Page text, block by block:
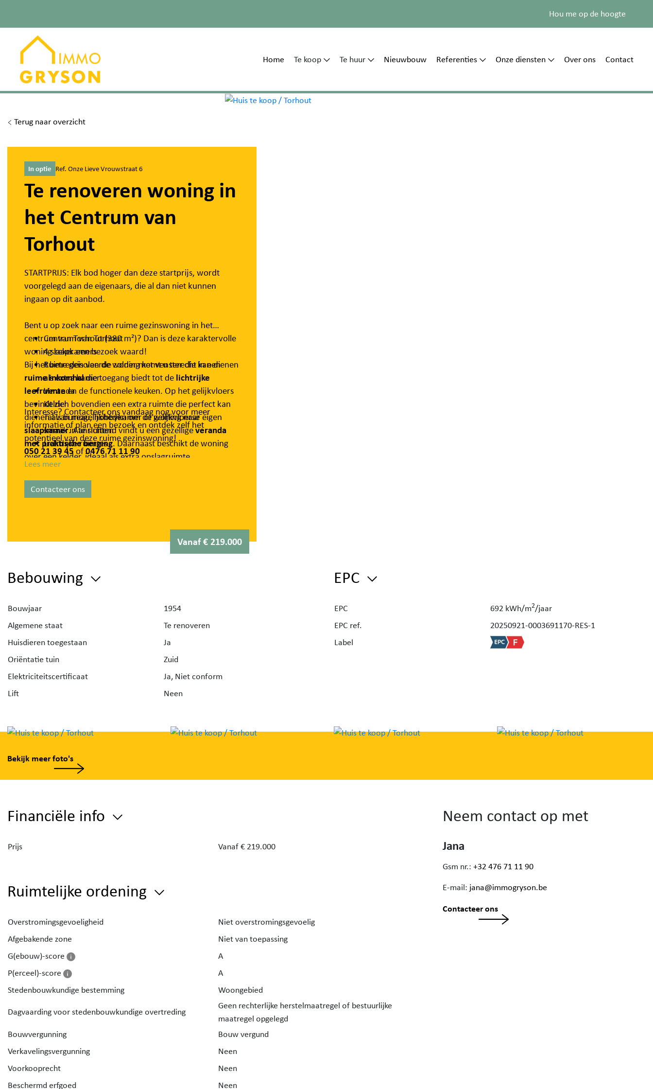
Hou me op de hoogte
Home Te koop Te huur Nieuwbouw Referenties Onze diensten Over ons Contact
Terug naar overzicht
In optie Ref. Onze Lieve Vrouwstraat 6
Te renoveren woning in
het Centrum van
Torhout
STARTPRIJS: Elk bod hoger dan deze startprijs, wordt
voorgelegd aan de eigenaars, die al dan niet kunnen
ingaan op dit aanbod.
Bent u op zoek naar een ruime gezinswoning in het
centrum van Torhout (380 m²)? Dan is deze karaktervolle
woning zeker een bezoek waard!
Bij het betreden van de woning komt u terecht in een
ruime inkomhaldie toegang biedt tot de lichtrijke
leefruimteen de functionele keuken. Op het gelijkvloers
bevindt zich bovendien een extra ruimte die perfect kan
dienen als bureau, hobbykamer of gelijkvloerse
slaapkamer. Aansluitend vindt u een gezelligeveranda
met praktische berging. Daarnaast beschikt de woning
over een kelder, ideaal als extra opslagruimte.
Op de eerste verdieping bevinden zich
slaapkamersen een badkamer uitgerust met een lavabo
en een stortbad.
extra slaapkamer
openbaar vervoer en andere voorzieningen zich op
wandelafstand. Deze woning biedt een uitstekende
uitbreidingsmogelijkheden, waardoor ze de ideale thuis
vormt voor gezinnen of wie op zoek is naar een woning
met toekomstpotentieel.
Troeven:
Centrum van Torhout
4 slaapkamers
Ruime geïsoleerde zolder met venster die kan dienen
als extra kamer
Veranda
Kelder
Tal van mogelijkheden om de woning naar eigen
smaak in te richten
Lichtrijke ruimtes
Interesse? Contacteer ons vandaag nog voor meer
informatie of plan een bezoek en ontdek zelf het
potentieel van deze ruime gezinswoning!
050 21 39 45 of0476 71 11 90
Lees meer
Contacteer ons
Vanaf € 219.000
Bebouwing
Bouwjaar
1954
Algemene staat
Te renoveren
Huisdieren toegestaan
Ja
Oriëntatie tuin
Zuid
Elektriciteitscertificaat
Ja, Niet conform
Lift
Neen
EPC
EPC 692 kWh/m2/jaar
EPC ref.
20250921-0003691170-RES-1
Label
Bekijk meer foto's
Financiële info
Prijs Vanaf € 219.000
Ruimtelijke ordening
Overstromingsgevoeligheid
Niet overstromingsgevoelig
Afgebakende zone
Niet van toepassing
G(ebouw)-score
A
P(erceel)-score
A
Stedenbouwkundige bestemming
Woongebied
Dagvaarding voor stedenbouwkundige overtreding
Geen rechterlijke herstelmaatregel of bestuurlijke
maatregel opgelegd
Bouwvergunning
Bouw vergund
Verkavelingsvergunning
Neen
Voorkooprecht
Neen
Beschermd erfgoed
Neen
Neem contact op met
Jana
Gsm nr.: +32 476 71 11 90
E-mail: jana@immogryson.be
Contacteer ons